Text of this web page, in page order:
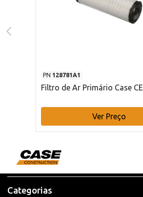
PN 128781A1
Filtro de Ar Primário Case CE
Ver Preço
Categorias